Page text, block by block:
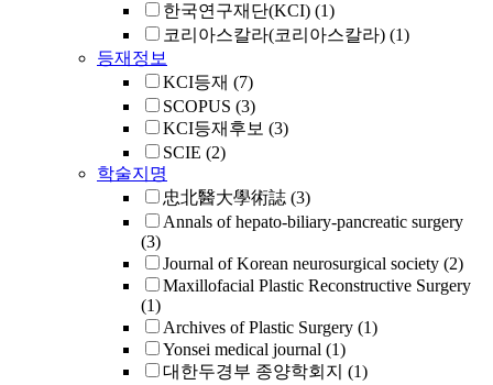
한국연구재단(KCI) (1)
코리아스칼라(코리아스칼라) (1)
등재정보
KCI등재 (7)
SCOPUS (3)
KCI등재후보 (3)
SCIE (2)
학술지명
忠北醫大學術誌 (3)
Annals of hepato-biliary-pancreatic surgery
(3)
Journal of Korean neurosurgical society (2)
Maxillofacial Plastic Reconstructive Surgery
(1)
Archives of Plastic Surgery (1)
Yonsei medical journal (1)
대한두경부 종양학회지 (1)